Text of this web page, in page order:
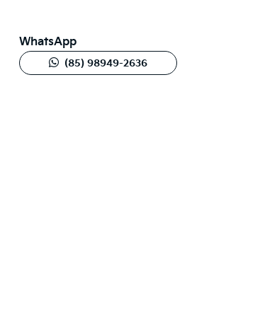
WhatsApp
(85) 98949-2636